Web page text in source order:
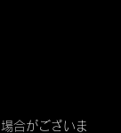
合がございま